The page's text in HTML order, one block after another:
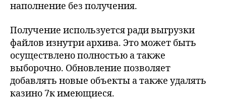
наполнение без получения.
Получение используется ради выгрузки
файлов изнутри архива. Это может быть
осуществлено полностью а также
выборочно. Обновление позволяет
добавлять новые объекты а также удалять
казино 7к имеющиеся.